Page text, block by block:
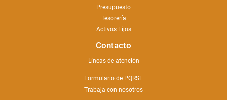
Presupuesto
Tesorería
Activos Fijos
Contacto
Líneas de atención
Formulario de PQRSF
Trabaja con nosotros